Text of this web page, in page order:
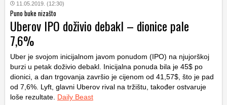
11.05.2019. (12:30)
Puno buke nizašto
Uberov IPO doživio debakl – dionice pale
7,6%
Uber je svojom inicijalnom javom ponudom (IPO) na njujorškoj
burzi u petak doživio debakl. Inicijalna ponuda bila je 45$ po
dionici, a dan trgovanja završio je cijenom od 41,57$, što je pad
od 7,6%. Lyft, glavni Uberov rival na tržištu, također ostvaruje
loše rezultate. Daily Beast